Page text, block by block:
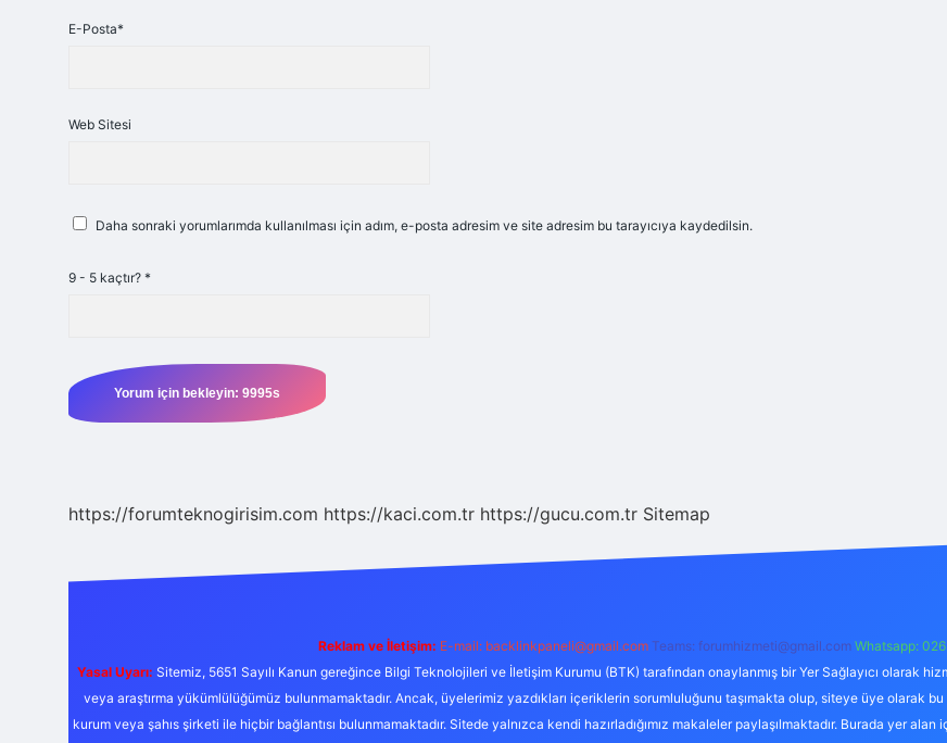
E-Posta*
Web Sitesi
Daha sonraki yorumlarımda kullanılması için adım, e-posta adresim ve site adresim bu tarayıcıya kaydedilsin.
9 - 5 kaçtır? *
https://forumteknogirisim.com https://kaci.com.tr https://gucu.com.tr Sitemap
Reklam ve İletişim: E-mail: backlinkpaneli@gmail.com Teams: forumhizmeti@gmail.com Whatsapp:
Yasal Uyarı: Sitemiz, 5651 Sayılı Kanun gereğince Bilgi Teknolojileri ve İletişim Kurumu (BTK) tarafından onaylanmış bir Yer Sağlayıcı olarak
veya araştırma yükümlülüğümüz bulunmamaktadır. Ancak, üyelerimiz yazdıkları içeriklerin sorumluluğunu taşımakta olup, siteye üye olarak
kurum veya şahıs şirketi ile hiçbir bağlantısı bulunmamaktadır. Sitede yalnızca kendi hazırladığımız makaleler paylaşılmaktadır. Burada yer